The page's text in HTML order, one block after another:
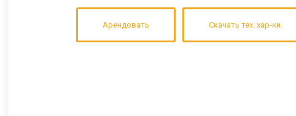
Арендовать Скачать тех. хар-ки.